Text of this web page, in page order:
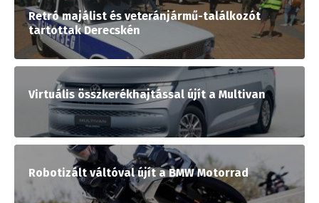
Retró majálist és veteránjármű-találkozót
tartottak Derecskén
Virtuális összkerékhajtással újít a Multivan
Robotizált váltóval újít a BMW Motorrad